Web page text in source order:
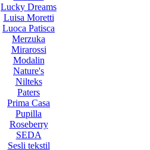
Lucky Dreams
Luisa Moretti
Luoca Patisca
Merzuka
Mirarossi
Modalin
Nature's
Nilteks
Paters
Prima Casa
Pupilla
Roseberry
SEDA
Sesli tekstil